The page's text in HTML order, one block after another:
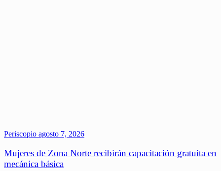
Periscopio agosto 7, 2026
Mujeres de Zona Norte recibirán capacitación gratuita en
mecánica básica